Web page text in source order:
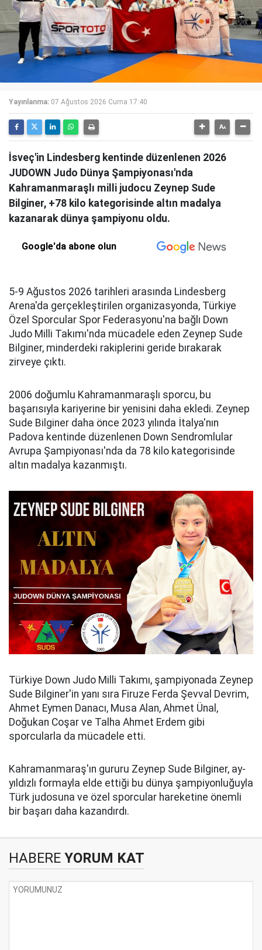
Yayınlanma: 07 Ağustos 2026 Cuma 17:40
İsveç'in Lindesberg kentinde düzenlenen 2026
JUDOWN Judo Dünya Şampiyonası'nda
Kahramanmaraşlı milli judocu Zeynep Sude
Bilginer, +78 kilo kategorisinde altın madalya
kazanarak dünya şampiyonu oldu.
Google'da abone olun
5-9 Ağustos 2026 tarihleri arasında Lindesberg
Arena'da gerçekleştirilen organizasyonda, Türkiye
Özel Sporcular Spor Federasyonu'na bağlı Down
Judo Milli Takımı'nda mücadele eden Zeynep Sude
Bilginer, minderdeki rakiplerini geride bırakarak
zirveye çıktı.
2006 doğumlu Kahramanmaraşlı sporcu, bu
başarısıyla kariyerine bir yenisini daha ekledi. Zeynep
Sude Bilginer daha önce 2023 yılında İtalya'nın
Padova kentinde düzenlenen Down Sendromlular
Avrupa Şampiyonası'nda da 78 kilo kategorisinde
altın madalya kazanmıştı.
Türkiye Down Judo Milli Takımı, şampiyonada Zeynep
Sude Bilginer'in yanı sıra Firuze Ferda Şevval Devrim,
Ahmet Eymen Danacı, Musa Alan, Ahmet Ünal,
Doğukan Coşar ve Talha Ahmet Erdem gibi
sporcularla da mücadele etti.
Kahramanmaraş'ın gururu Zeynep Sude Bilginer, ay-
yıldızlı formayla elde ettiği bu dünya şampiyonluğuyla
Türk judosuna ve özel sporcular hareketine önemli
bir başarı daha kazandırdı.
HABERE YORUM KAT